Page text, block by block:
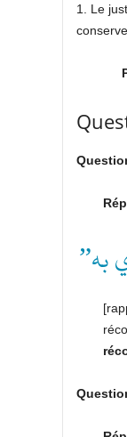
1. Le
به”